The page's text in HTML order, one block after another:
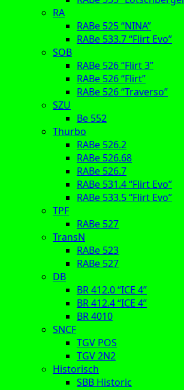
RA
RABe 525 “NINA”
RABe 533.7 “Flirt Evo”
SOB
RABe 526 “Flirt 3”
RABe 526 “Flirt”
RABe 526 “Traverso”
SZU
Be 552
Thurbo
RABe 526.2
RABe 526.68
RABe 526.7
RABe 531.4 “Flirt Evo”
RABe 533.5 “Flirt Evo”
TPF
RABe 527
TransN
RABe 523
RABe 527
DB
BR 412.0 “ICE 4”
BR 412.4 “ICE 4”
BR 4010
SNCF
TGV POS
TGV 2N2
Historisch
SBB Historic